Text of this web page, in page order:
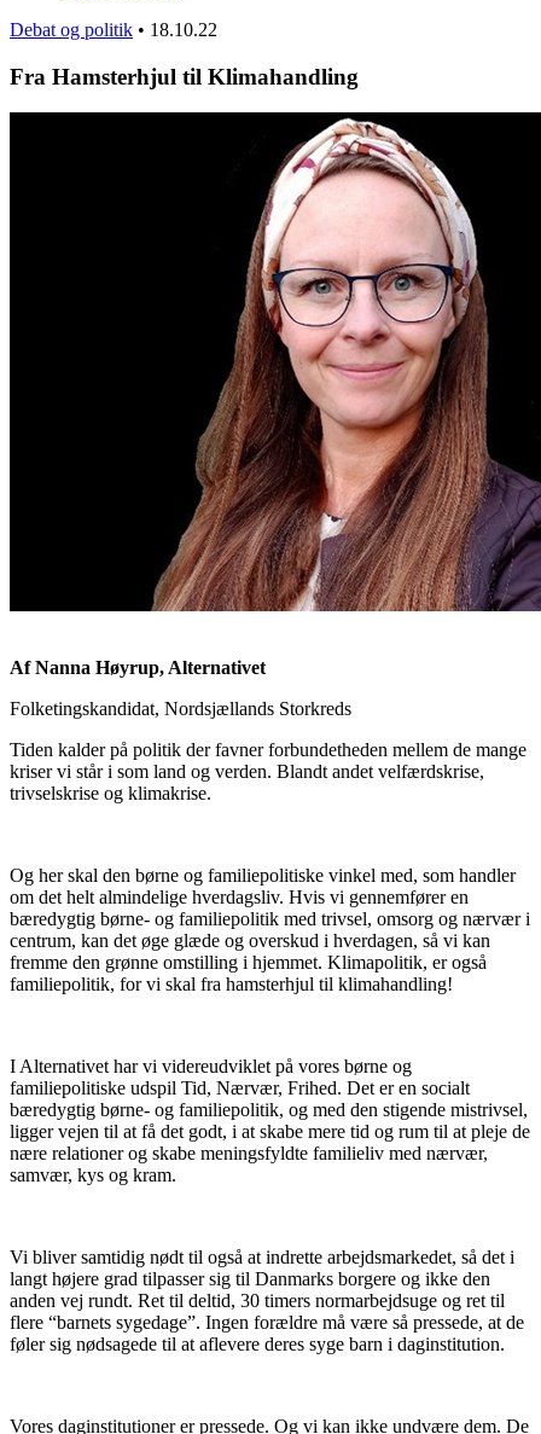
Debat og politik • 18.10.22
Fra Hamsterhjul til Klimahandling
Af Nanna Høyrup, Alternativet
Folketingskandidat, Nordsjællands Storkreds
Tiden kalder på politik der favner forbundetheden mellem de mange
kriser vi står i som land og verden. Blandt andet velfærdskrise,
trivselskrise og klimakrise.
Og her skal den børne og familiepolitiske vinkel med, som handler
om det helt almindelige hverdagsliv. Hvis vi gennemfører en
bæredygtig børne- og familiepolitik med trivsel, omsorg og nærvær i
centrum, kan det øge glæde og overskud i hverdagen, så vi kan
fremme den grønne omstilling i hjemmet. Klimapolitik, er også
familiepolitik, for vi skal fra hamsterhjul til klimahandling!
I Alternativet har vi videreudviklet på vores børne og
familiepolitiske udspil Tid, Nærvær, Frihed. Det er en socialt
bæredygtig børne- og familiepolitik, og med den stigende mistrivsel,
ligger vejen til at få det godt, i at skabe mere tid og rum til at pleje de
nære relationer og skabe meningsfyldte familieliv med nærvær,
samvær, kys og kram.
Vi bliver samtidig nødt til også at indrette arbejdsmarkedet, så det i
langt højere grad tilpasser sig til Danmarks borgere og ikke den
anden vej rundt. Ret til deltid, 30 timers normarbejdsuge og ret til
flere “barnets sygedage”. Ingen forældre må være så pressede, at de
føler sig nødsagede til at aflevere deres syge barn i daginstitution.
Vores daginstitutioner er pressede. Og vi kan ikke undvære dem. De